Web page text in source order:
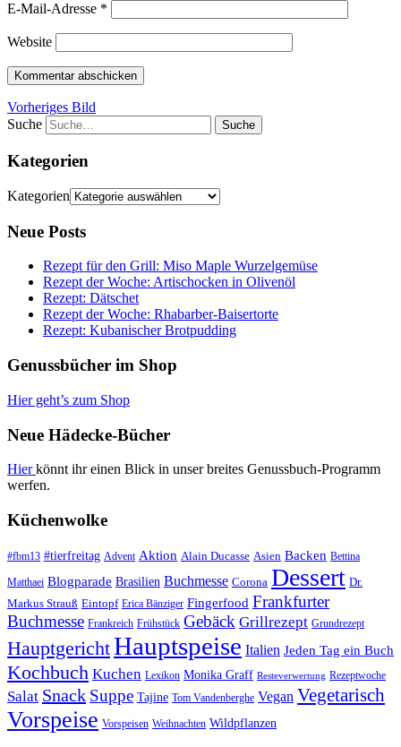
E-Mail-Adresse *
Website
Vorheriges Bild
Suche
Kategorien
Kategorien
Neue Posts
Rezept für den Grill: Miso Maple Wurzelgemüse
Rezept der Woche: Artischocken in Olivenöl
Rezept: Dätschet
Rezept der Woche: Rhabarber-Baisertorte
Rezept: Kubanischer Brotpudding
Genussbücher im Shop
Hier geht’s zum Shop
Neue Hädecke-Bücher
Hierkönnt ihr einen Blick in unser breites Genussbuch-Programm
werfen.
Küchenwolke
#fbm13 #tierfreitag Advent Aktion Alain Ducasse Asien Backen Bettina
Matthaei Blogparade Brasilien Buchmesse Corona Dessert Dr.
Markus Strauß Eintopf Erica Bänziger Fingerfood Frankfurter
Buchmesse Frankreich Frühstück Gebäck Grillrezept Grundrezept
HauptgerichtHauptspeise Italien Jeden Tag ein Buch
Kochbuch Kuchen Lexikon Monika Graff Resteverwertung Rezeptwoche
Salat Snack Suppe Tajine Tom Vandenberghe Vegan Vegetarisch
Vorspeise Vorspeisen Weihnachten Wildpflanzen